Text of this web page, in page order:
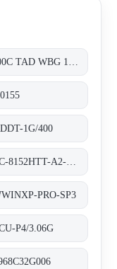
1G/400
PRO-SP3
P4/3.06G